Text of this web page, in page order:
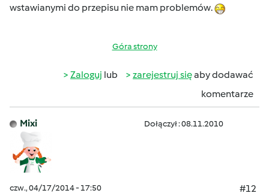
wstawianymi do przepisu nie mam problemów.
Góra strony
Zaloguj lub zarejestruj sięaby dodawać
komentarze
Mixi Dołączył : 08.11.2010
czw., 04/17/2014 - 17:50 #12